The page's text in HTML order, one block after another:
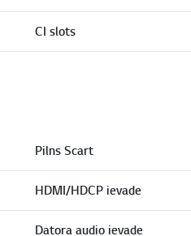
CI slots
Pilns Scart
HDMI/HDCP ievade
Datora audio ievade